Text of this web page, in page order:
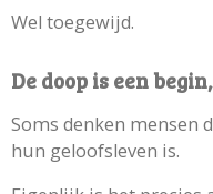
Wel toegewijd.
De doop is een
Soms denken mensen
hun geloofsleven is.